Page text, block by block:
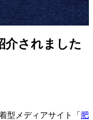
介されました
型メディアサイト「 肥